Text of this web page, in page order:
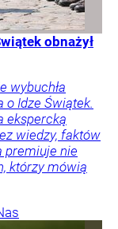
obnażył
wybuchła
o Idze Świątek.
ekspercką
wiedzy, faktów
premiuje nie
którzy mówią